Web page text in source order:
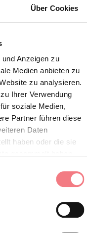
Über Cookies
Anzeigen zu
Medien anbieten zu
zu analysieren.
Ihrer Verwendung
soziale Medien,
Partner führen diese
Daten
haben oder die sie
Ihren Urlaub